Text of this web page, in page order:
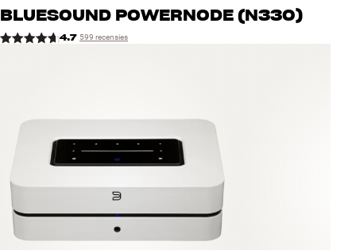
Systeem
Kabels
MERKEN
BLUESOUND POWERNODE (N330)
4.7 599 recensies